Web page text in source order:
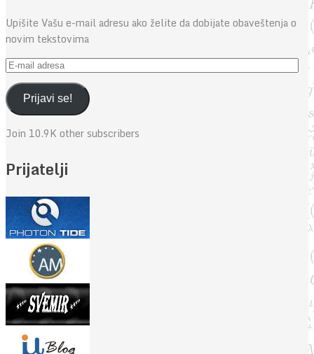
Upišite Vašu e-mail adresu ako želite da dobijate obaveštenja o
novim tekstovima
E-
mail
adresaPrijavi se!
Join 10.9K other subscribers
Prijatelji